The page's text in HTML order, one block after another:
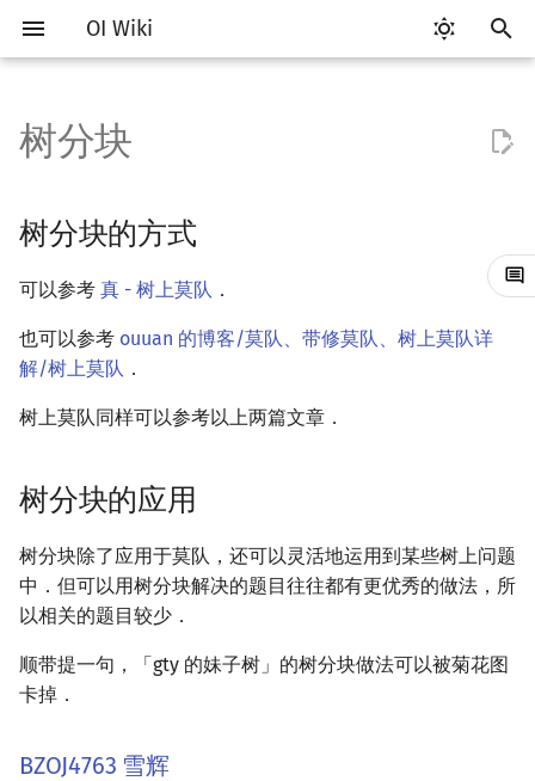
OI Wiki
入
以
始
搜
索
Getting Started
关于本项目
如何参与
OI Wiki 不是什么
F.A.Q.
镜像站列表
致谢
比赛相关简介
赛事
题型
学习路线 常见技巧
出题
工具软件简介
代码编辑工具
Atom
Dev-C++
评测工具
CCR Plus
命令行
WSL (Windows 10)
Special Judge
Testlib
Validator
Polygon
语言基础简介
C++ 基础
运算
文件操作
C++ 标准库
bitset
C++ 进阶 重载运算符
Lambda 表达式
Python 速成
Java 速成
Java 进阶
算法基础简介
复杂度
枚举
模拟
排序
插入排序
归并排序
前缀和 & 差分
二分
倍增
搜索部分简介
DFS（搜索）
BFS（搜索）
双向搜索
迭代加深搜索
IDA*
回溯法
Dancing Links
动态规划部分简介
动态规划基础
记忆化搜索
背包 DP
树形 DP
状压 DP
数位 DP
插头 DP
四边形不等式优化
字符串部分简介
字符串基础
标准库
字符串匹配
前缀函数与 KMP 算法
Boyer–Moore 算法
Z 函数（扩展 KMP）
AC 自动机
数学部分简介
布尔代数
数字系统
格雷码
位操作
快速幂
置换和排列
弧度制与坐标系
复数
最大公约数
裴蜀定理 & 一次不定方程
快速数论变换
多项式多点求值|快速插值
斐波那契数列
贝尔数
矩阵
线性基
域论
随机变量的数字特征
非公平组合游戏
牛顿迭代法
并查集
并查集复杂度
堆简介
二叉堆
配对堆
左偏树
树分块的方式
树分块的应用
BZOJ4763 雪辉
BZOJ4812 由乃打扑克
线段树基础
线段树合并 & 分裂
李超线段树
猫树
值
Kinetic Tournament Tree
二叉搜索树 & 平衡树
Treap
Splay 树
WBLT
Size Balanced Tree
AVL 树
红黑树
左偏红黑树
可持久化数据结构简介
可持久化线段树
可持久化块状数组
可持久化平衡树
线段树套线段树
平衡树套线段树
线段树套平衡树
树状数组套权值线段树
Link Cut Tree
全局平衡二叉树
Euler Tour Tree
Top Tree
图论部分简介
图论相关概念
图的存储
DFS（图论） 树的重心
虚树
有向无环图
拓扑排序
最短路问题
同余最短路
生成树问题
圆方树
费用流
一般图最大匹配
计算几何部分简介
二维计算几何基础
三维计算几何基础
距离
凸包
扫描线
旋转卡壳
半平面交
杂项简介
离散化
双指针
离线算法 莫队算法
模拟退火
悬线法
有限状态自动机
计算理论基础
字节顺序
RMQ
并查集应用
括号序列
线段树与离线询问
树分块
树分块的方式
可以参考 真 - 树上莫队 ．
也可以参考 ouuan 的博客/莫队、带修莫队、树上莫队详
解/树上莫队 ．
树上莫队同样可以参考以上两篇文章．
树分块的应用
树分块除了应用于莫队，还可以灵活地运用到某些树上问题
中．但可以用树分块解决的题目往往都有更优秀的做法，所
以相关的题目较少．
顺带提一句，「gty 的妹子树」的树分块做法可以被菊花图
卡掉．
BZOJ4763 雪辉